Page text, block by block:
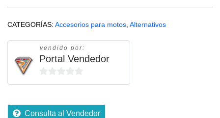
CATEGORÍAS: Accesorios para motos Alternativos
vendido por:
Portal Vendedor
0
5
Consulta al Vendedor